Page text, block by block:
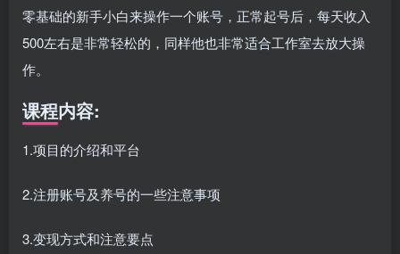
零基础的新手小白来操作一个账号，正常起号后，每天收入
500左右是非常轻松的，同样他也非常适合工作室去放大操
作。
课程内容:
1.项目的介绍和平台
2.注册账号及养号的一些注意事项
3.变现方式和注意要点